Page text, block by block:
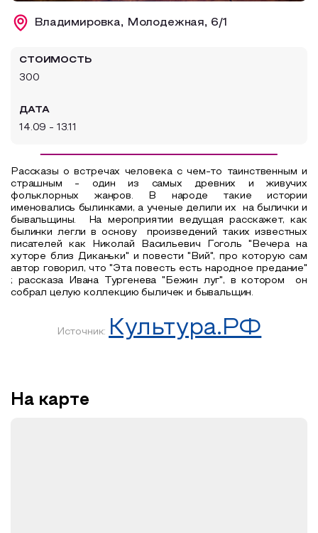
Образовательный туризм
Владимировка, Молодежная, 6/1
СТОИМОСТЬ
300
ДАТА
14.09 - 13.11
Рассказы о встречах человека с чем-то таинственным и
страшным - один из самых древних и живучих
фольклорных жанров. В народе такие истории
именовались былинками, а ученые делили их на былички и
бывальщины. На мероприятии ведущая расскажет, как
былинки легли в основу произведений таких известных
писателей как Николай Васильевич Гоголь "Вечера на
хуторе близ Диканьки" и повести "Вий", про которую сам
автор говорил, что "Эта повесть есть народное предание"
; рассказа Ивана Тургенева "Бежин луг", в котором он
собрал целую коллекцию быличек и бывальщин.
Источник: Культура.РФ
На карте